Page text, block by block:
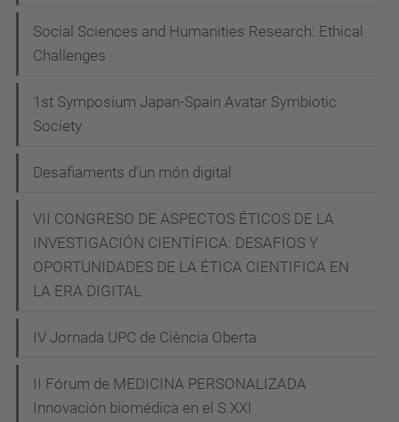
Social Sciences and Humanities Research: Ethical
Challenges
1st Symposium Japan-Spain Avatar Symbiotic
Society
Desafiaments d’un món digital
VII CONGRESO DE ASPECTOS ÉTICOS DE LA
INVESTIGACIÓN CIENTÍFICA: DESAFIOS Y
OPORTUNIDADES DE LA ÉTICA CIENTIFICA EN
LA ERA DIGITAL
IV Jornada UPC de Ciència Oberta
II Fórum de MEDICINA PERSONALIZADA
Innovación biomédica en el S.XXI